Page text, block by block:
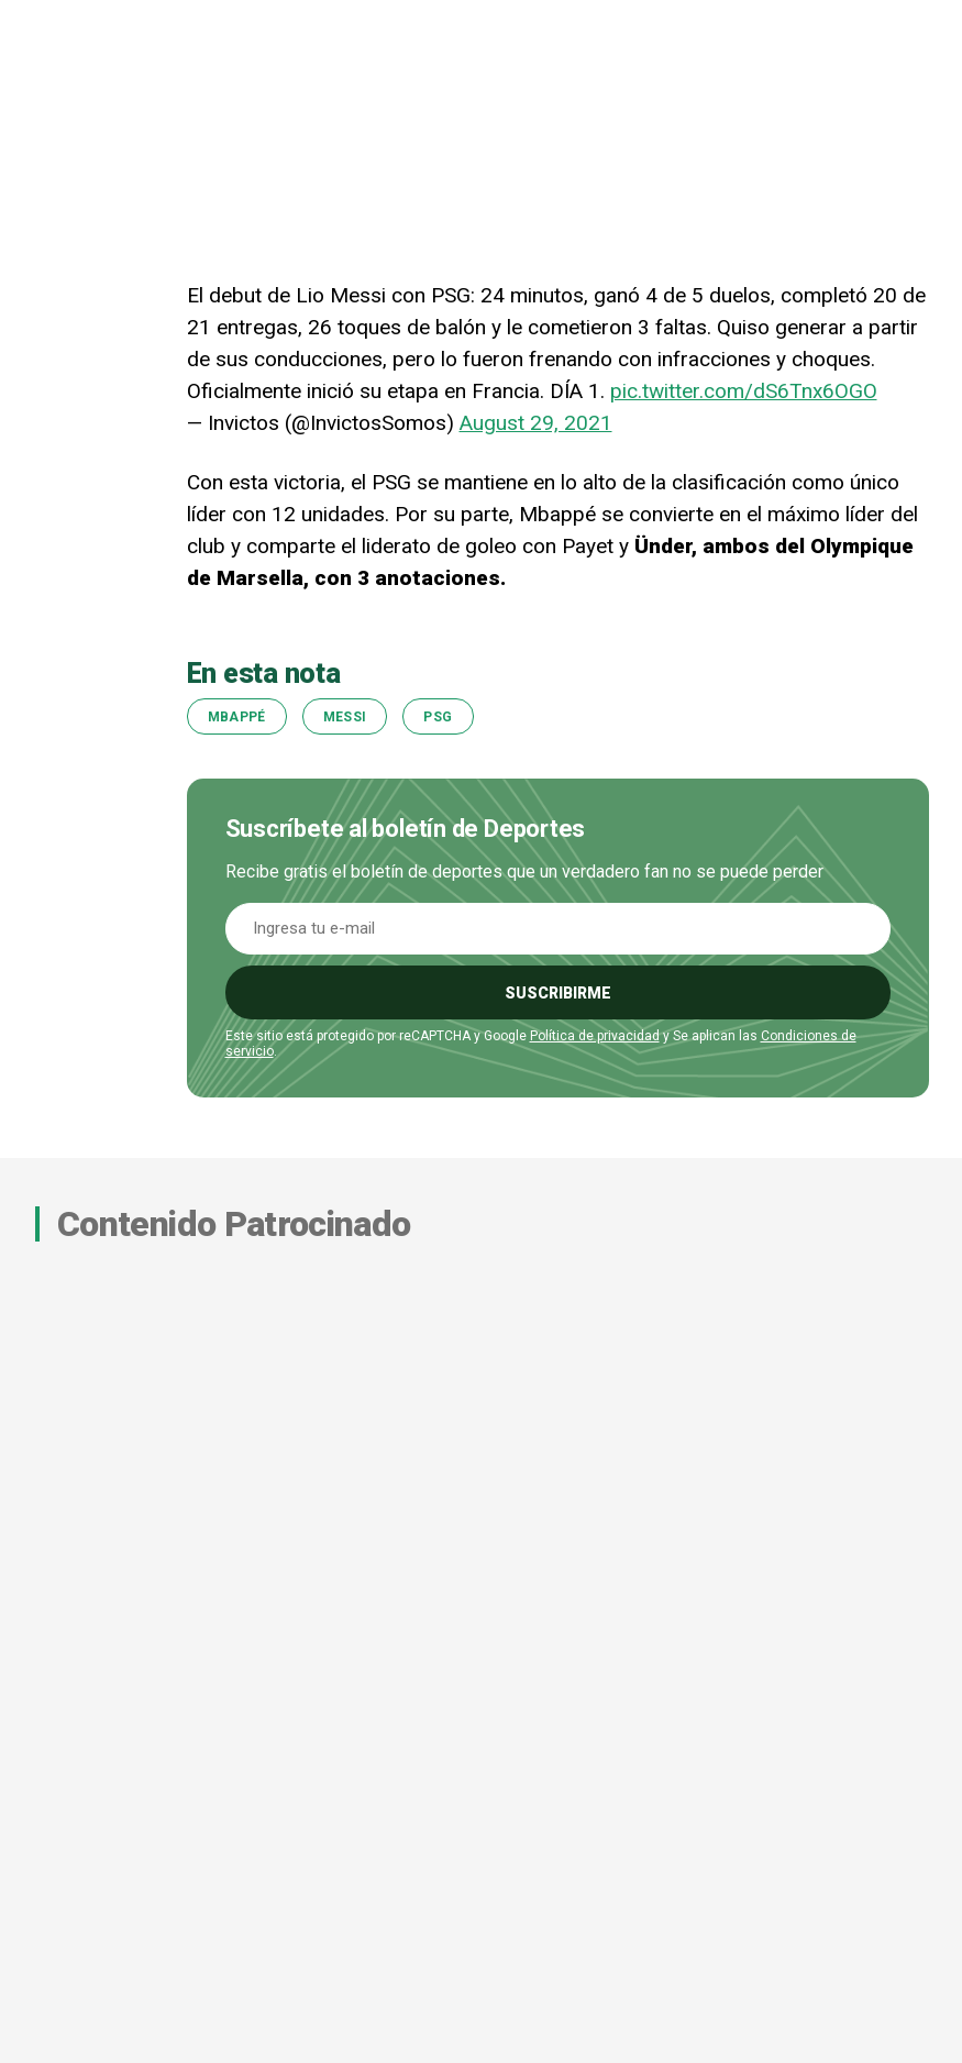
El debut de Lio Messi con PSG: 24 minutos, ganó 4 de 5 duelos, completó 20 de
21 entregas, 26 toques de balón y le cometieron 3 faltas. Quiso generar a partir
de sus conducciones, pero lo fueron frenando con infracciones y choques.
Oficialmente inició su etapa en Francia. DÍA 1. pic.twitter.com/dS6Tnx6OGO
— Invictos (@InvictosSomos) August 29, 2021
Con esta victoria, el PSG se mantiene en lo alto de la clasificación como único
líder con 12 unidades. Por su parte, Mbappé se convierte en el máximo líder del
club y comparte el liderato de goleo con Payet y Ünder, ambos del Olympique
de Marsella, con 3 anotaciones.
En esta nota
MBAPPÉ MESSI PSG
Suscríbete al boletín de Deportes
Recibe gratis el boletín de deportes que un verdadero fan no se puede perder
SUSCRIBIRME
Este sitio está protegido por reCAPTCHA y Google Política de privacidady Se aplican las Condiciones de
servicio.
Contenido Patrocinado